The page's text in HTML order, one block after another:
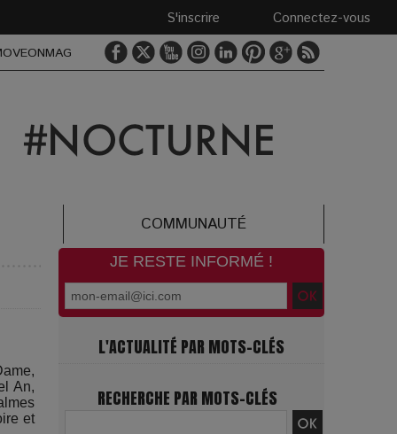
Connectez-vous
S'inscrire
COMMUNAUTÉ
An,
et
JE RESTE INFORMÉ !
L'ACTUALITÉ PAR MOTS-CLÉS
RECHERCHE PAR MOTS-CLÉS